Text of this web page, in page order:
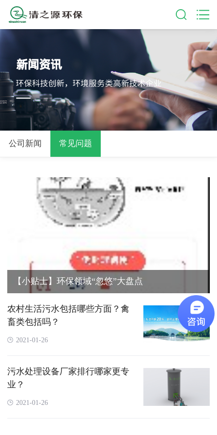
公司新闻 常见问题
【小贴士】环保领域“忽悠”大盘点
农村生活污水包括哪些方面？禽
畜类包括吗？
2021-01-26
污水处理设备厂家排行哪家更专
业？
2021-01-26